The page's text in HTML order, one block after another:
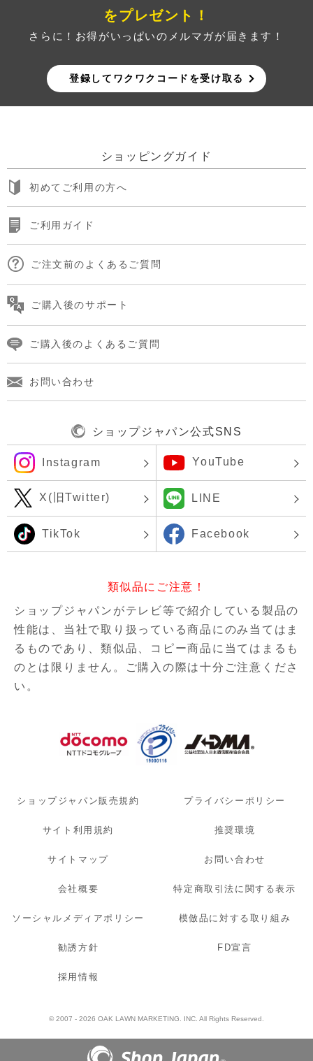
をプレゼント！
さらに！お得がいっぱいのメルマガが届きます！
登録してワクワクコードを受け取る
ショッピングガイド
初めてご利用の方へ
ご利用ガイド
ご注文前のよくあるご質問
ご購入後のサポート
ご購入後のよくあるご質問
お問い合わせ
ショップジャパン公式SNS
Instagram YouTube
X(旧Twitter) LINE
TikTok Facebook
類似品にご注意！
ショップジャパンがテレビ等で紹介している製品の
性能は、当社で取り扱っている商品にのみ当てはま
るものであり、類似品、コピー商品に当てはまるも
のとは限りません。ご購入の際は十分ご注意くださ
い。
ショップジャパン販売規約 プライバシーポリシー
サイト利用規約 推奨環境
サイトマップ お問い合わせ
会社概要 特定商取引法に関する表示
ソーシャルメディアポリシー 模倣品に対する取り組み
勧誘方針 FD宣言
採用情報
© 2007 - 2026 OAK LAWN MARKETING. INC. All Rights Reserved.